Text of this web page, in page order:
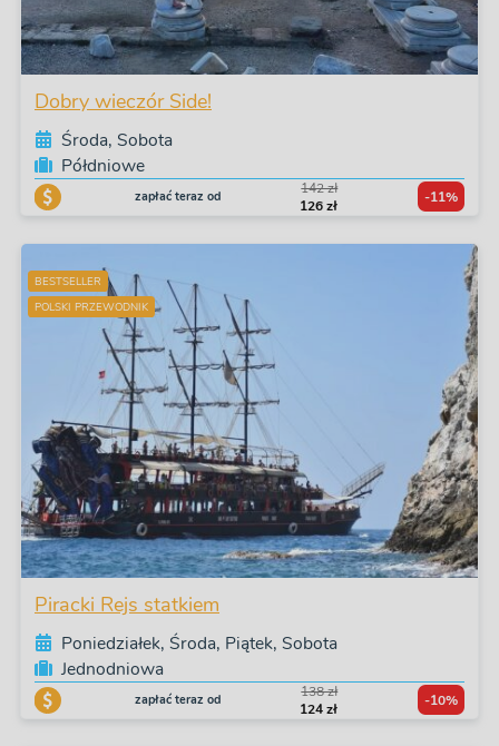
Dobry wieczór Side!
Środa, Sobota
Półdniowe
zapłać teraz od
142 zł
126 zł
-11%
BESTSELLER
POLSKI PRZEWODNIK
Piracki Rejs statkiem
Poniedziałek, Środa, Piątek, Sobota
Jednodniowa
zapłać teraz od
138 zł
124 zł
-10%